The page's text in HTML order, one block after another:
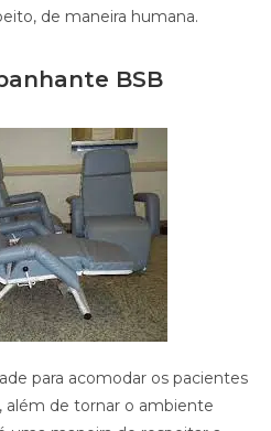
de maneira humana.
BSB
para acomodar os pacientes
além de tornar o ambiente